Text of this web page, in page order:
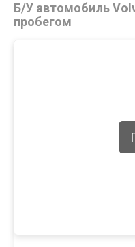
Б/У автомобиль
пробегом